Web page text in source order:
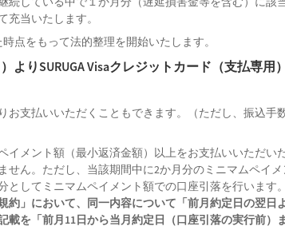
当いたします。
点をもって法的整理を開始いたします。
りSURUGA Visaクレジットカード（支払専用
支払いいただくこともできます。（ただし、振込手
メント額（最小返済金額）以上をお支払いいただい
ん。ただし、当該期間中に2か月分のミニマムペイ
してミニマムペイメント額での口座引落を行います。
」において、同一内容について「前月約定日の翌日
を「前月11日から当月約定日（口座引落の実行前）